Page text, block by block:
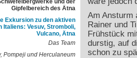
und der
Gipfelbereich des Ätna
Exkursion zu den aktiven
Italiens: Vesuv, Stromboli,
Vulcano, Ätna
Das Team
Pompeji und Herculaneum
Am Ansturm
Rainer und
Frühstück
durstig, auf
schon zu